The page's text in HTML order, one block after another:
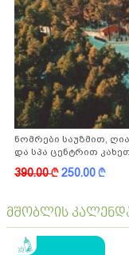
ნომრები საუზმით,
და სპა ცენტრით
390.00k250.00k
მშობლის